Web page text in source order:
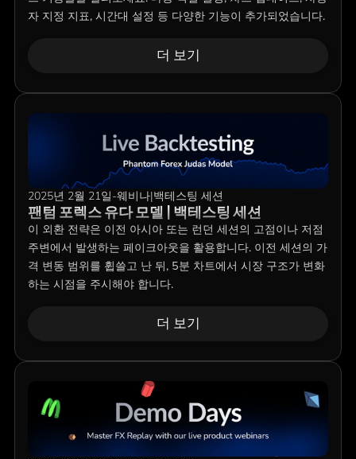
자 지정 지표, 시간대 설정 등 다양한 기능이 추가되었습니다.
더 보기
2025년 2월 21일-웨비나|백테스팅 세션
팬텀 포렉스 유다 모델 | 백테스팅 세션
이 외환 전략은 이전 아시아 또는 런던 세션의 고점이나 저점
주변에서 발생하는 페이크아웃을 활용합니다. 이전 세션의 가
격 변동 범위를 휩쓸고 난 뒤, 5분 차트에서 시장 구조가 변화
하는 시점을 주시해야 합니다.
더 보기